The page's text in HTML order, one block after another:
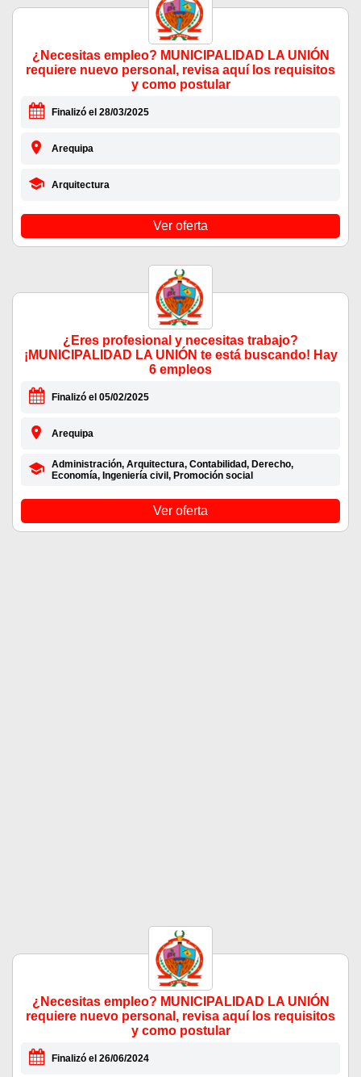
¿Necesitas empleo? MUNICIPALIDAD LA UNIÓN
requiere nuevo personal, revisa aquí los requisitos
y como postular
Finalizó el 28/03/2025
Arequipa
Arquitectura
Ver oferta
¿Eres profesional y necesitas trabajo?
¡MUNICIPALIDAD LA UNIÓN te está buscando! Hay
6 empleos
Finalizó el 05/02/2025
Arequipa
Administración, Arquitectura, Contabilidad, Derecho,
Economía, Ingeniería civil, Promoción social
Ver oferta
¿Necesitas empleo? MUNICIPALIDAD LA UNIÓN
requiere nuevo personal, revisa aquí los requisitos
y como postular
Finalizó el 26/06/2024